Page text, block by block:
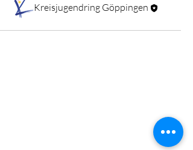
Kreisjugendring Göppingen